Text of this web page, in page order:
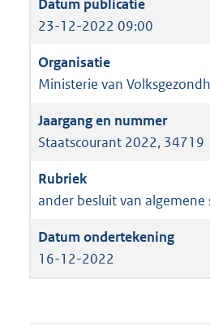
23-12-2022 09:00
Ministerie van
Staatscourant 2022, 34719
ander besluit van
16-12-2022